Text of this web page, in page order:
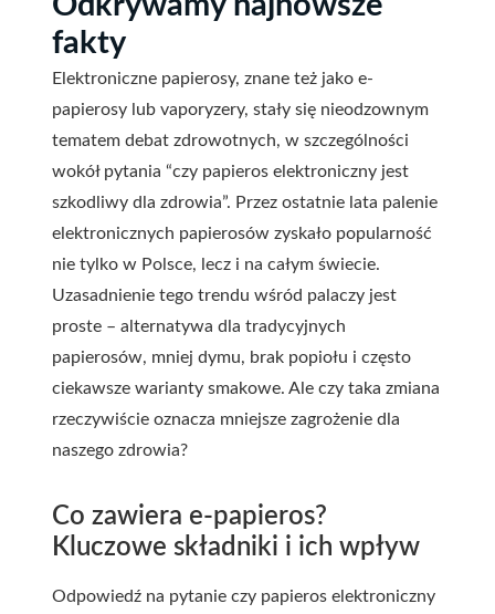
fakty
Elektroniczne papierosy, znane też jako e-
papierosy lub vaporyzery, stały się nieodzownym
tematem debat zdrowotnych, w szczególności
wokół pytania “czy papieros elektroniczny jest
szkodliwy dla zdrowia”. Przez ostatnie lata palenie
elektronicznych papierosów zyskało popularność
nie tylko w Polsce, lecz i na całym świecie.
Uzasadnienie tego trendu wśród palaczy jest
proste – alternatywa dla tradycyjnych
papierosów, mniej dymu, brak popiołu i często
ciekawsze warianty smakowe. Ale czy taka zmiana
rzeczywiście oznacza mniejsze zagrożenie dla
naszego zdrowia?
Co zawiera e-papieros?
Kluczowe składniki i ich wpływ
Odpowiedź na pytanie czy papieros elektroniczny